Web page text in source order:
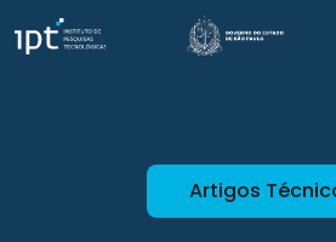
Artigos